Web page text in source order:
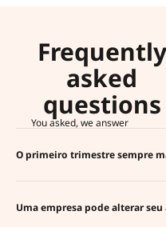
Frequently
asked
questions
You asked, we answer
O primeiro trimestre sempre
Uma empresa pode alterar seu